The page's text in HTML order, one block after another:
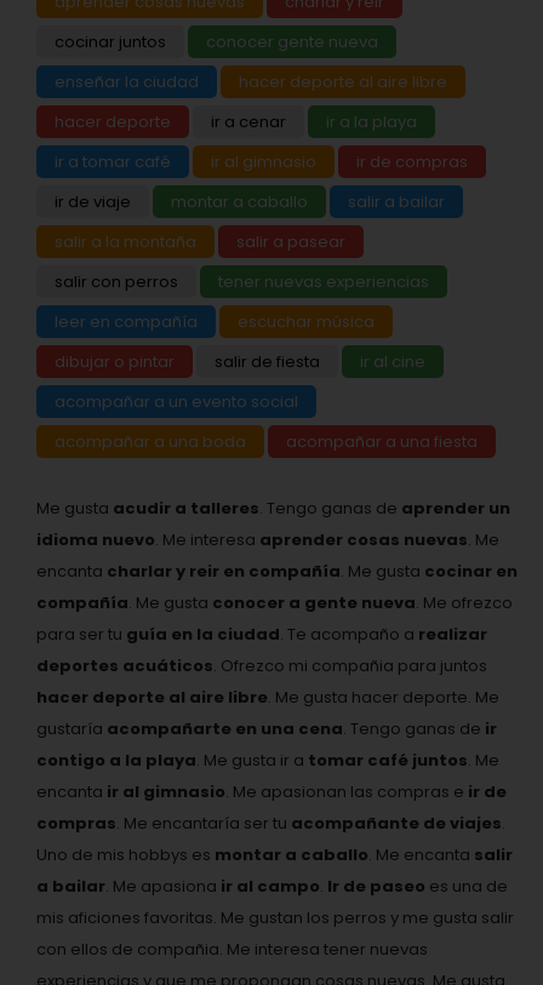
cocinar juntos
conocer gente nueva
enseñar la ciudad
hacer deporte al aire libre
hacer deporte
ir a cenar
ir a la playa
ir a tomar café
ir al gimnasio
ir de compras
ir de viaje
montar a caballo
salir a bailar
salir a la montaña
salir a pasear
salir con perros
tener nuevas experiencias
leer en compañía
escuchar música
dibujar o pintar
salir de fiesta
ir al cine
acompañar a un evento social
acompañar a una boda
acompañar a una fiesta
Me gusta acudir a talleres. Tengo ganas de aprender un
idioma nuevo. Me interesa aprender cosas nuevas. Me
encanta charlar y reir en compañía. Me gusta cocinar en
compañía. Me gusta conocer a gente nueva. Me ofrezco
para ser tu guía en la ciudad. Te acompaño a realizar
deportes acuáticos. Ofrezco mi compañia para juntos
hacer deporte al aire libre. Me gusta hacer deporte. Me
gustaría acompañarte en una cena. Tengo ganas de ir
contigo a la playa. Me gusta ir a tomar café juntos. Me
encanta ir al gimnasio. Me apasionan las compras e ir de
compras. Me encantaría ser tu acompañante de viajes.
Uno de mis hobbys es montar a caballo. Me encanta salir
a bailar. Me apasiona ir al campo. Ir de paseo es una de
mis aficiones favoritas. Me gustan los perros y me gusta salir
con ellos de compañia. Me interesa tener nuevas